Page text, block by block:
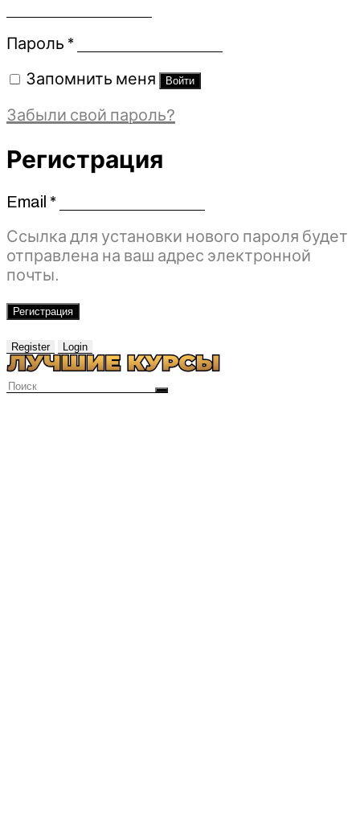
Пароль *Обязательно
Запомнить меня Войти
Забыли свой пароль?
Регистрация
Email *Обязательно
Ссылка для установки нового пароля будет
отправлена ​​на ваш адрес электронной
почты.
Регистрация
Register Login